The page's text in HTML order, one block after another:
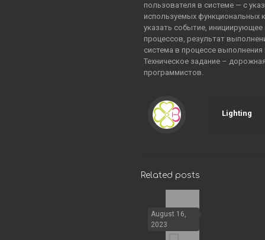
пользователя в системе — с
используемых функциональных
указать событие,
процессов, результат
система в процессе
Техническое задание –
программистов.
Lighting
Related posts
August 16,
2023